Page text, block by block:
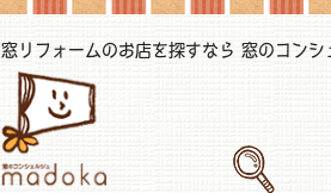
窓リフォームのお店を探すなら 窓のコン